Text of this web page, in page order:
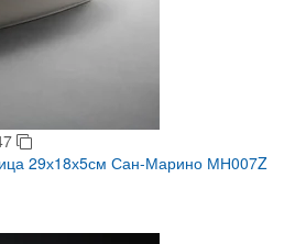
29х18х5см Сан-Марино МН007Z